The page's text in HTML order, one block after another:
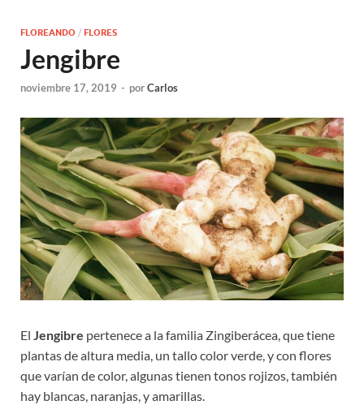
FLOREANDO / FLORES
Jengibre
noviembre 17, 2019 - porCarlos
El Jengibre pertenece a la familia Zingiberácea, que tiene
plantas de altura media, un tallo color verde, y con flores
que varían de color, algunas tienen tonos rojizos, también
hay blancas, naranjas, y amarillas.